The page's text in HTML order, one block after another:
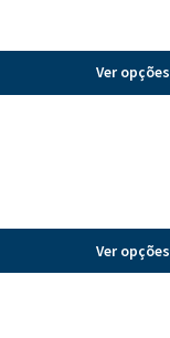
Ver opções
Ver opções